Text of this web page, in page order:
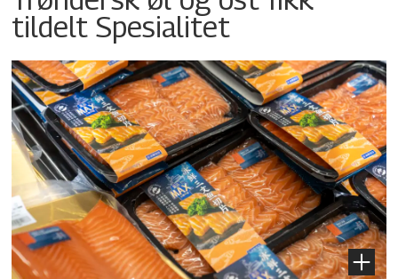
tildelt Spesialitet